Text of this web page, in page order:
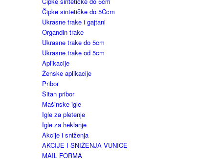
Čipke sintetičke do 5Ccm
Ukrasne trake i gajtani
Organdin trake
Ukrasne trake do 5cm
Ukrasne trake od 5cm
Aplikacije
Ženske aplikacije
Pribor
Sitan pribor
Mašinske igle
Igle za pletenje
Igle za heklanje
Akcije i sniženja
AKCIJE I SNIŽENJA VUNICE
MAIL FORMA